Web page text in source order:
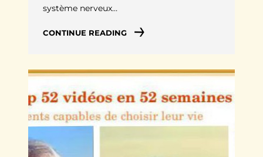
système nerveux…
CONTINUE READING